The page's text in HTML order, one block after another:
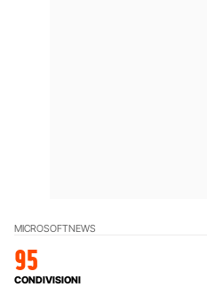
MICROSOFTNEWS
95
CONDIVISIONI